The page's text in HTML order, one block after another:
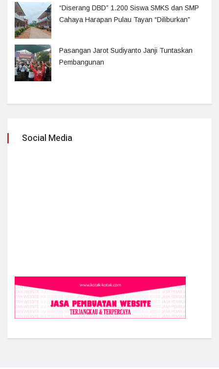
“Diserang DBD” 1.200 Siswa SMKS dan SMP
Cahaya Harapan Pulau Tayan “Diliburkan”
Pasangan Jarot Sudiyanto Janji Tuntaskan
Pembangunan
Social Media